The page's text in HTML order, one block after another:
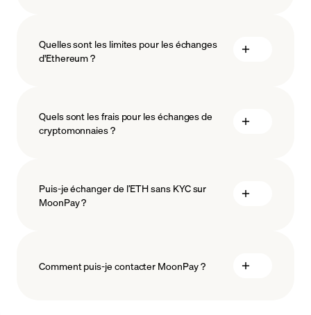
sauvegarder
Quelles sont les limites pour les échanges
d'Ethereum ?
Quels sont les frais pour les échanges de
cryptomonnaies ?
Puis-je échanger de l’ETH sans KYC sur
MoonPay ?
Comment puis-je contacter MoonPay ?